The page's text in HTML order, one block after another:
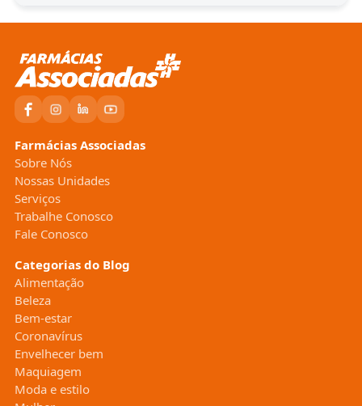
Farmácias Associadas
Sobre Nós
Nossas Unidades
Serviços
Trabalhe Conosco
Fale Conosco
Categorias do Blog
Alimentação
Beleza
Bem-estar
Coronavírus
Envelhecer bem
Maquiagem
Moda e estilo